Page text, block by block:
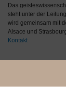
Das
steht unter der
wird gemeinsam mit
Alsace und
Kontakt